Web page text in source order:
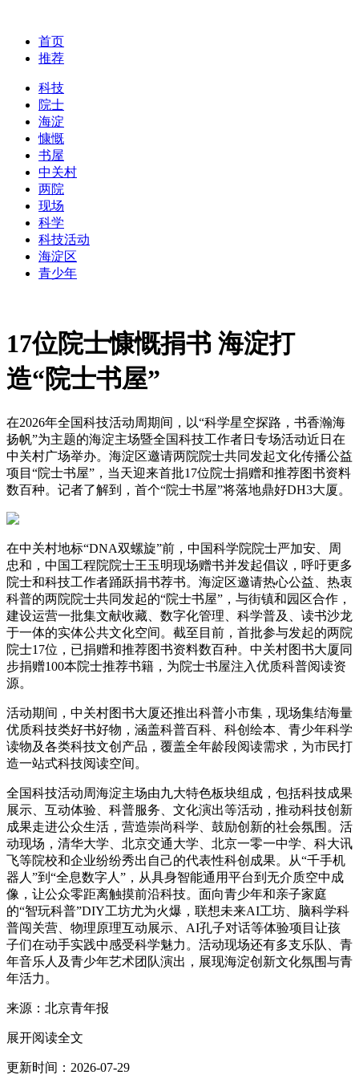
首页
推荐
科技
院士
海淀
慷慨
书屋
中关村
两院
现场
科学
科技活动
海淀区
青少年
17位院士慷慨捐书 海淀打
造“院士书屋”
在2026年全国科技活动周期间，以“科学星空探路，书香瀚海
扬帆”为主题的海淀主场暨全国科技工作者日专场活动近日在
中关村广场举办。海淀区邀请两院院士共同发起文化传播公益
项目“院士书屋”，当天迎来首批17位院士捐赠和推荐图书资料
数百种。记者了解到，首个“院士书屋”将落地鼎好DH3大厦。
在中关村地标“DNA双螺旋”前，中国科学院院士严加安、周
忠和，中国工程院院士王玉明现场赠书并发起倡议，呼吁更多
院士和科技工作者踊跃捐书荐书。海淀区邀请热心公益、热衷
科普的两院院士共同发起的“院士书屋”，与街镇和园区合作，
建设运营一批集文献收藏、数字化管理、科学普及、读书沙龙
于一体的实体公共文化空间。截至目前，首批参与发起的两院
院士17位，已捐赠和推荐图书资料数百种。中关村图书大厦同
步捐赠100本院士推荐书籍，为院士书屋注入优质科普阅读资
源。
活动期间，中关村图书大厦还推出科普小市集，现场集结海量
优质科技类好书好物，涵盖科普百科、科创绘本、青少年科学
读物及各类科技文创产品，覆盖全年龄段阅读需求，为市民打
造一站式科技阅读空间。
全国科技活动周海淀主场由九大特色板块组成，包括科技成果
展示、互动体验、科普服务、文化演出等活动，推动科技创新
成果走进公众生活，营造崇尚科学、鼓励创新的社会氛围。活
动现场，清华大学、北京交通大学、北京一零一中学、科大讯
飞等院校和企业纷纷秀出自己的代表性科创成果。从“千手机
器人”到“全息数字人”，从具身智能通用平台到无介质空中成
像，让公众零距离触摸前沿科技。面向青少年和亲子家庭
的“智玩科普”DIY工坊尤为火爆，联想未来AI工坊、脑科学科
普闯关营、物理原理互动展示、AI孔子对话等体验项目让孩
子们在动手实践中感受科学魅力。活动现场还有多支乐队、青
年音乐人及青少年艺术团队演出，展现海淀创新文化氛围与青
年活力。
来源：北京青年报
展开阅读全文
更新时间：2026-07-29